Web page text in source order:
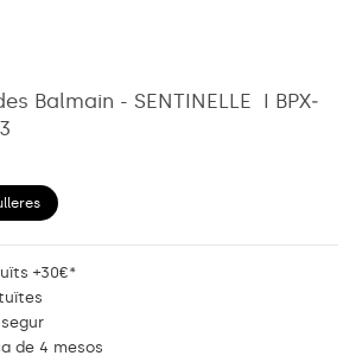
Balmain - SENTINELLE ­ I BPX­
+30€*
de 4 mesos